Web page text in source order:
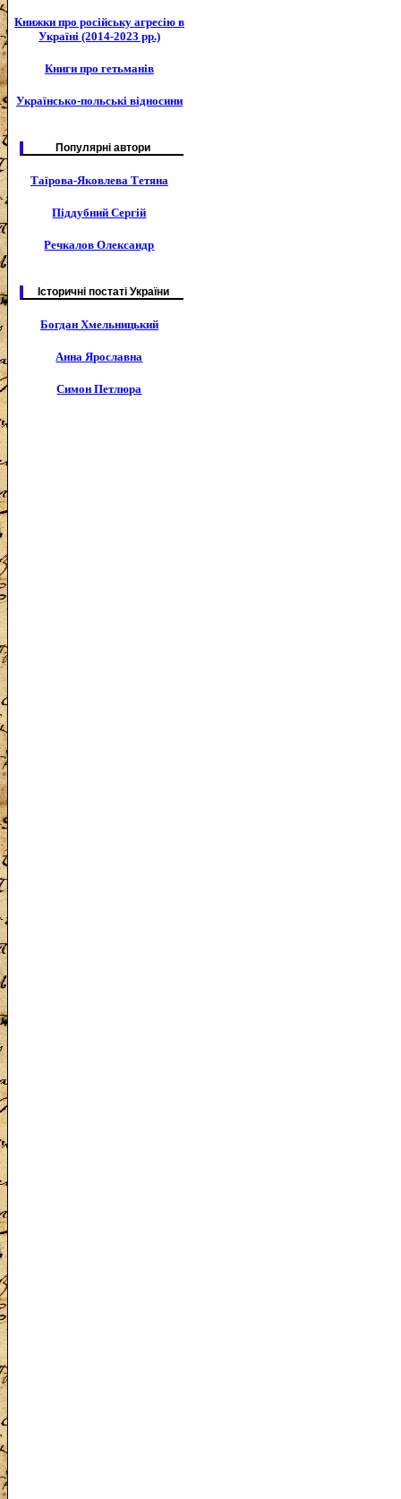
Книжки про російську агресію в
Україні (2014-2023 рр.)
Книги про гетьманів
Українсько-польські відносини
Популярні автори
Таїрова-Яковлева Тетяна
Піддубний Сергій
Речкалов Олександр
Історичні постаті України
Богдан Хмельницький
Анна Ярославна
Симон Петлюра